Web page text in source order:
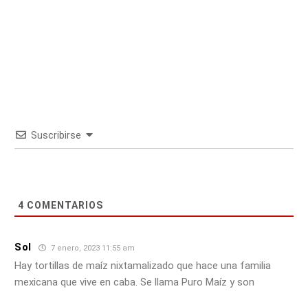
Suscribirse
4 COMENTARIOS
Sol 7 enero, 2023 11:55 am
Hay tortillas de maíz nixtamalizado que hace una familia
mexicana que vive en caba. Se llama Puro Maíz y son